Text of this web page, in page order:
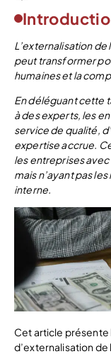
L’externalisation
peut transformer
humaines et la
En déléguant cette
à des experts, les
service de qualité,
expertise accrue.
les entreprises
mais n’ayant pas
interne.
Cet article présente
d’externalisation de